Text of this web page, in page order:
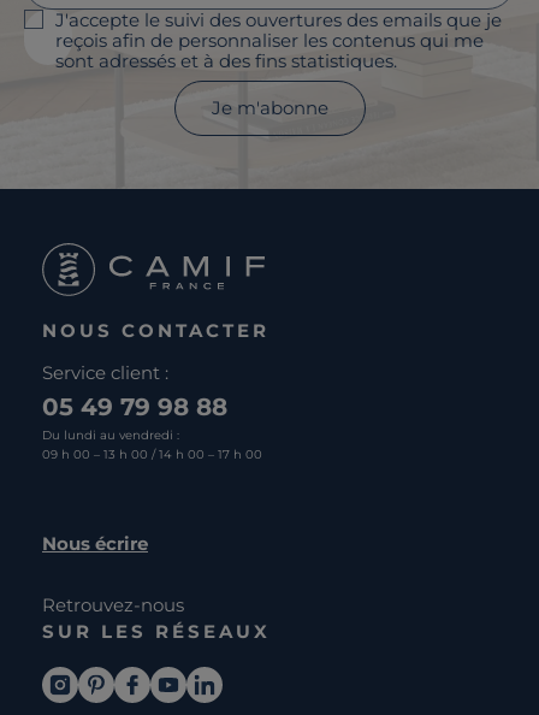
J'accepte le suivi des ouvertures des emails que je
reçois afin de personnaliser les contenus qui me
sont adressés et à des fins statistiques.
Je m'abonne
NOUS CONTACTER
Service client :
05 49 79 98 88
Du lundi au vendredi :
09 h 00 – 13 h 00 / 14 h 00 – 17 h 00
Nous écrire
Retrouvez-nous
SUR LES RÉSEAUX